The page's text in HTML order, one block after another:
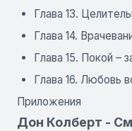
Глава 13.
Глава 14.
Глава 15. Покой –
Глава 16. Любовь
Приложения
Дон Колберт -